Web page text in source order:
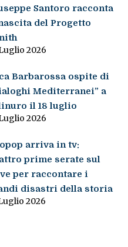
Santoro racconta
del Progetto
2026
Barbarossa ospite di
Mediterranei” a
il 18 luglio
2026
arriva in tv:
prime serate sul
per raccontare i
disastri della storia
2026